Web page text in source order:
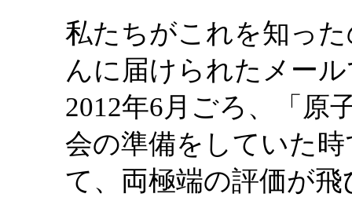
私たちがこれを知っ
んに届けられたメー
2012年6月ごろ、「原
会の準備をしていた
て、両極端の評価が